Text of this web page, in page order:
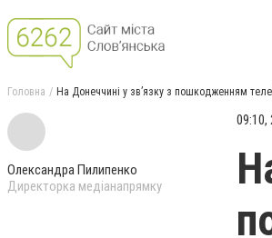
Головна На Донеччині у зв’язку з пошкодженням
Олександра Пилипенко
Директорка медіанапрямку
09:10,